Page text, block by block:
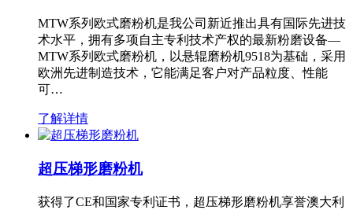
MTW系列欧式磨粉机是我公司新近推出具有国际先进技
术水平，拥有多项自主专利技术产权的最新粉磨设备—
MTW系列欧式磨粉机，以悬辊磨粉机9518为基础，采用
欧洲先进制造技术，它能满足客户对产品粒度、性能
可…
了解详情
超压梯形磨粉机
获得了CE和国家专利证书，超压梯形磨粉机享誉澳大利